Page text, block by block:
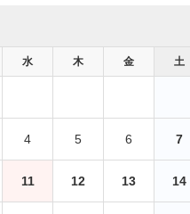
水 木 金 土
4 5 6 7
11 12 13 14